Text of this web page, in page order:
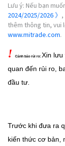
Lưu ý: Nếu bạn
2024/2025/2026 》
thêm thông tin, vui
www.mitrade.com.
! Cảnh báo rủi ro: Xin lưu
quan đến rủi ro,
đầu tư.
Trước khi đưa ra
kiến thức cơ bản,